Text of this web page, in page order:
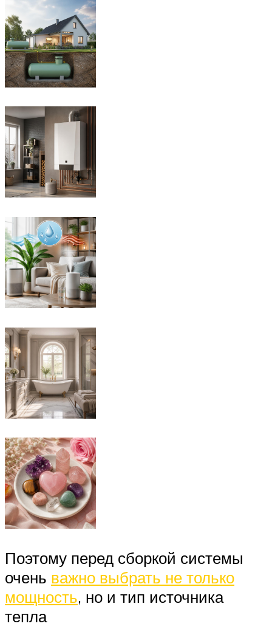
Поэтому перед сборкой системы
очень важно выбрать не только
мощность, но и тип источника
тепла